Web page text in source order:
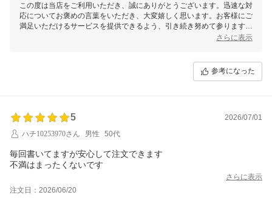
この度は当店をご利用いただき、誠にありがとうございます。迅速な対
応についてお褒めの言葉をいただき、大変嬉しく思います。お客様にご
満足いただけるサービスを提供できるよう、引き続き努めて参ります。
さらに表示
参考になった
5
2026/07/01
ハチ10253970さん
男性 50代
毎回書いてますが安心して注文できます
不満はまったくないです
さらに表示
注文日：2026/06/20